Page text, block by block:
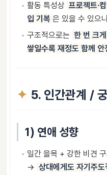
활동 특성상 프로젝트·
입 기복 은 있을 수 있으
구조적으로는 한 번 크
쌓일수록 재정도 함께 안
5. 인간관계 /
1) 연애 성향
일간 을목 + 강한 비견
→ 상대에게도 자기주